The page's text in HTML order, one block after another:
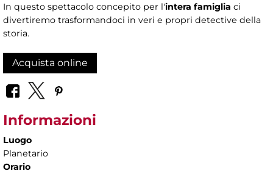
In questo spettacolo concepito per l'intera famiglia ci
divertiremo trasformandoci in veri e propri detective della
storia.
Acquista online
Informazioni
Luogo
Planetario
Orario